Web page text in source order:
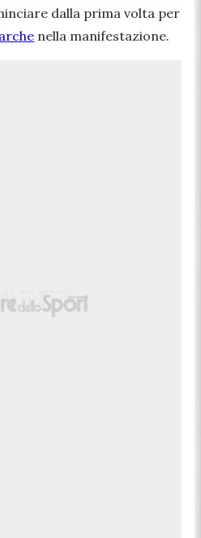
dalla prima volta per
nella manifestazione.